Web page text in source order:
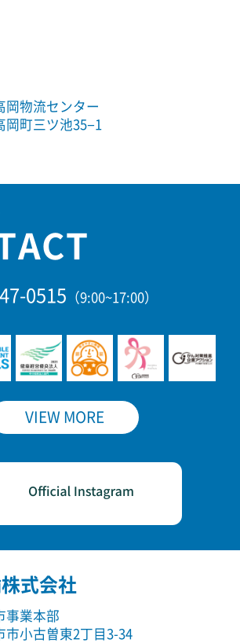
岡物流センター
岡町三ツ池35−1
0515 （9:00~17:00）
VIEW MORE
式会社
事業本部
市小古曽東2丁目3-34